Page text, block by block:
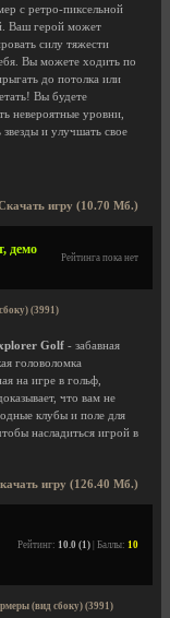
с ретро-пиксельной
Ваш герой может
силу тяжести
Вы можете ходить по
до потолка или
Вы будете
невероятные уровни,
звезды и улучшать свое
игру (10.70 Мб.)
демо
Рейтинга пока нет
(3991)
Golf - забавная
головоломка
на игре в гольф,
что вам не
клубы и поле для
насладиться игрой в
игру (126.40 Мб.)
Рейтинг: 10.0 (1) | Баллы: 10
(вид сбоку) (3991)